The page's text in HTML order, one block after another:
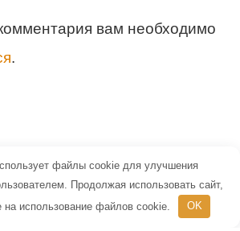
вам необходимо
.
Гений - портал для
файлы cookie для улучшения
Продолжая использовать сайт,
на использование файлов cookie.
OK